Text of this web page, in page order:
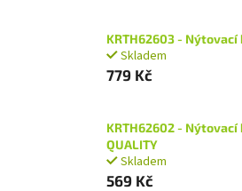
KRTH62603 -
Skladem
779 Kč
KRTH62602 -
QUALITY
Skladem
569 Kč